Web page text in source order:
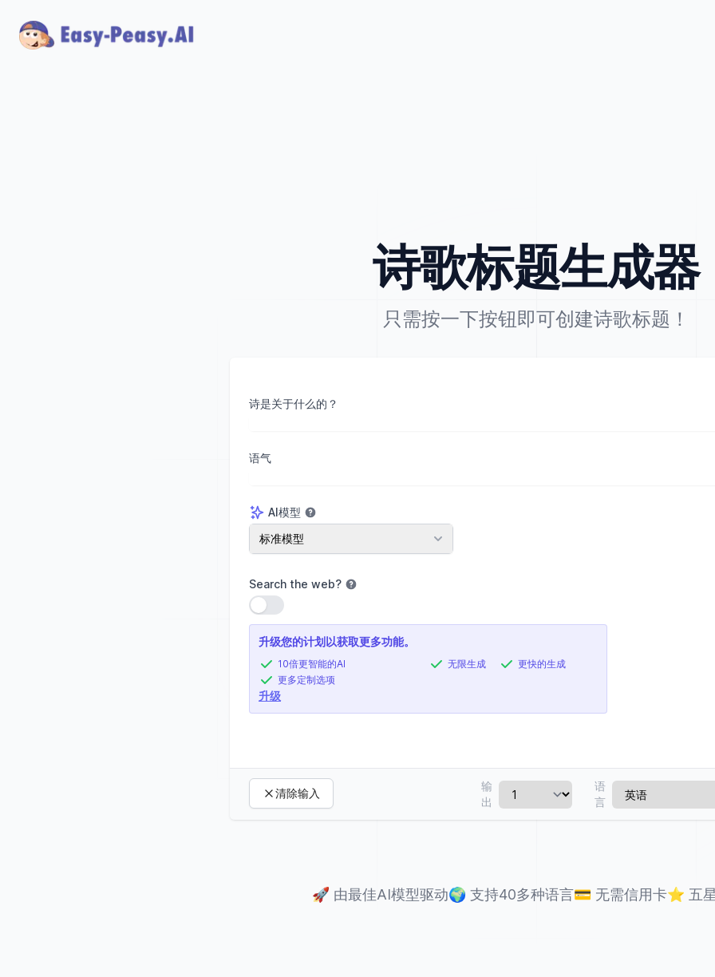
诗歌标题生成器
只需按一下按钮即可创建诗歌标题！
诗是关于什么的？
语气
AI模型
AI模型
标准模型
Search the web?
使用设置
升级您的计划以获取更多功能。
10倍更智能的AI
更多定制选项
无限生成 更快的生成
升级
清除输入
输
出
语
言
🚀 由最佳AI模型驱动🌍 支持40多种语言💳 无需信用卡⭐ 五